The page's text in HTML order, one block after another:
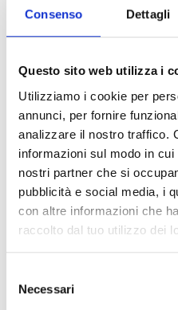
Consenso Dettagli
Questo sito web utilizza i
Utilizziamo i cookie per
annunci, per fornire
analizzare il nostro traffico.
informazioni sul modo in
nostri partner che si
pubblicità e social media, i
con altre informazioni che
raccolto dal tuo utilizzo dei
delNecessari
Accesorios bases EB00
Accesorios para la
Accesorios para
Accesorios Senseware
Seleccionar todo
Inicia sesión antes de